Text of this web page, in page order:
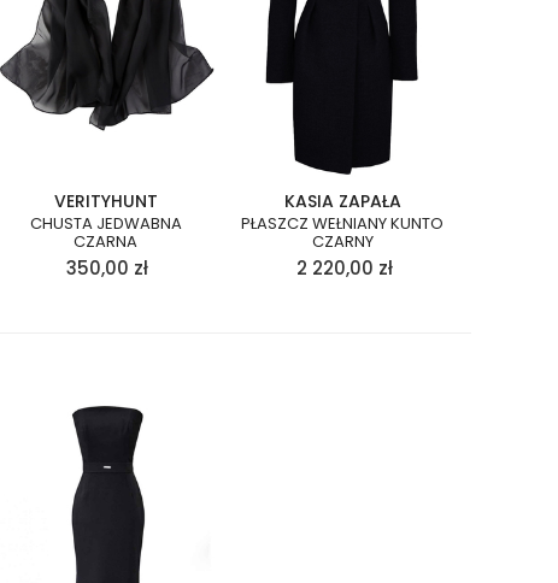
VERITYHUNT
CHUSTA JEDWABNA
CZARNA
350,00 zł
KASIA ZAPAŁA
PŁASZCZ WEŁNIANY KUNTO
CZARNY
2 220,00 zł